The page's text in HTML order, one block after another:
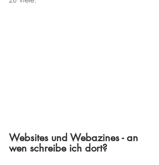
Websites und Webazines - an
wen schreibe ich dort?